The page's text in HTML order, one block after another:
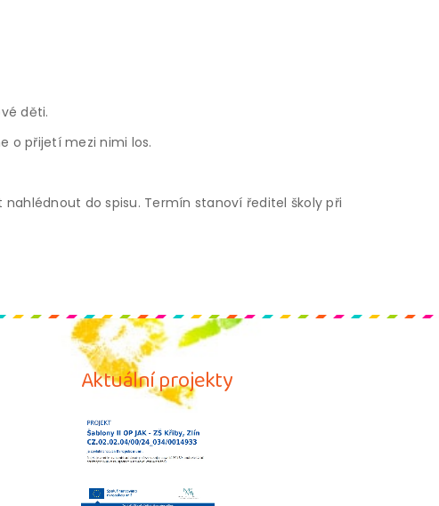
děti.
o přijetí mezi nimi los.
do spisu. Termín stanoví ředitel školy při
Aktuální projekty